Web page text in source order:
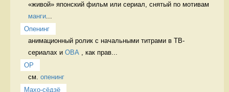
манги
Опенинг
анимационный ролик с начальными титрами в ТВ-
сериалах и OВА , как прав...
OP
см. опенинг
Махо-сёдзё